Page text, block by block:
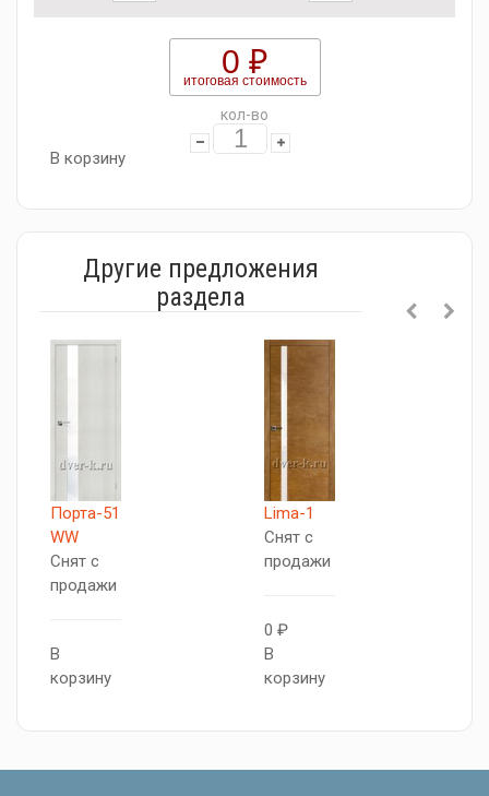
0 ₽
итоговая стоимость
кол-во
В корзину
Другие предложения
раздела
Порта-51
WW
Снят с
продажи
В
корзину
Lima-1
Снят с
продажи
0 ₽
В
корзину